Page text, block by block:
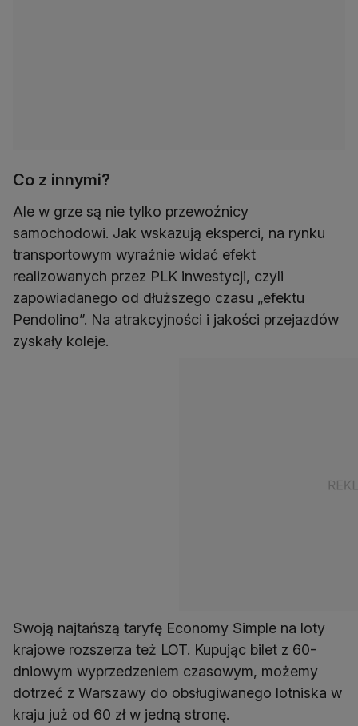
Co z innymi?
Ale w grze są nie tylko przewoźnicy
samochodowi. Jak wskazują eksperci, na rynku
transportowym wyraźnie widać efekt
realizowanych przez PLK inwestycji, czyli
zapowiadanego od dłuższego czasu „efektu
Pendolino”. Na atrakcyjności i jakości przejazdów
zyskały koleje.
Swoją najtańszą taryfę Economy Simple na loty
krajowe rozszerza też LOT. Kupując bilet z 60-
dniowym wyprzedzeniem czasowym, możemy
dotrzeć z Warszawy do obsługiwanego lotniska w
kraju już od 60 zł w jedną stronę.